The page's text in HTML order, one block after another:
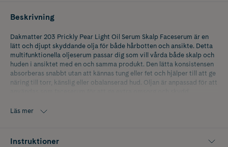
Beskrivning
Dakmatter 203 Prickly Pear Light Oil Serum Skalp Faceserum är en
lätt och djupt skyddande olja för både hårbotten och ansikte. Detta
multifunktionella oljeserum passar dig som vill vårda både skalp och
huden i ansiktet med en och samma produkt. Den lätta konsistensen
absorberas snabbt utan att kännas tung eller fet och hjälper till att ge
näring till torr, känslig eller obalanserad hud. Oljan är anpassad för att
behöver återfuktning.
Läs mer
Instruktioner